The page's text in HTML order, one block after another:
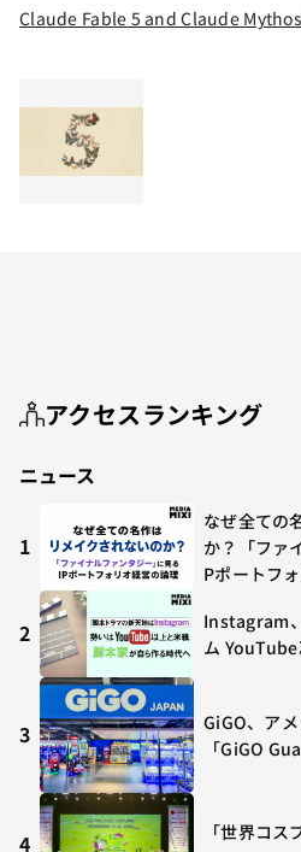
Claude Fable 5 and Claude
アクセスランキング
ニュース
1
なぜ全ての
か？「ファ
Pポートフ
2
Instagram
ム
3
GiGO、ア
「GiGO
4
「世界コ